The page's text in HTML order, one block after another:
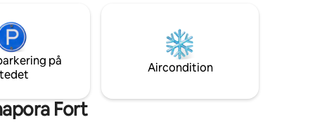
Vagator, Assagao og Morjim, Mandrem
15-20 minutter væk og 35 minutter fra
MOPA lufthavn
på
Aircondition
Fort